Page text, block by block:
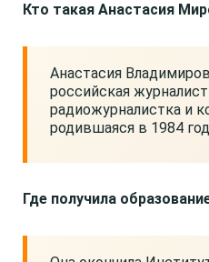
Кто такая Анастасия
Анастасия
российская
радиожурналистка и
родившаяся в 1984
Где получила